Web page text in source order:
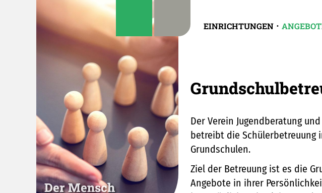
Der Mensch
EINRICHTUNGEN
Der Verein Jugendberatung
betreibt die Schülerbetreuung
Grundschulen.
Ziel der Betreuung ist es die
Angebote in ihrer